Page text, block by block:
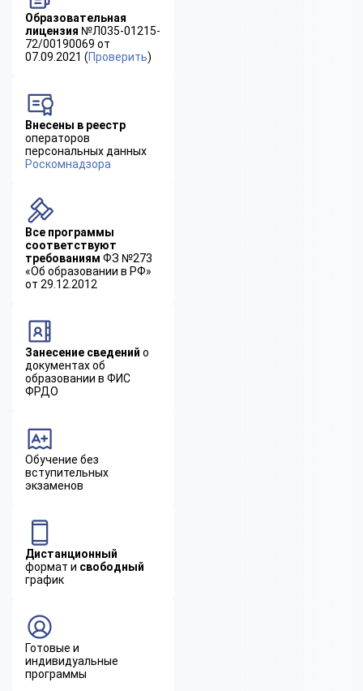
Образовательная
лицензия №Л035-01215-
72/00190069 от
07.09.2021 (Проверить)
Внесены в реестр
операторов
персональных данных
Роскомнадзора
Все программы
соответствуют
требованиям ФЗ №273
«Об образовании в РФ»
от 29.12.2012
Занесение сведений о
документах об
образовании в ФИС
ФРДО
Обучение без
вступительных
экзаменов
Дистанционный
формат и свободный
график
Готовые и
индивидуальные
программы